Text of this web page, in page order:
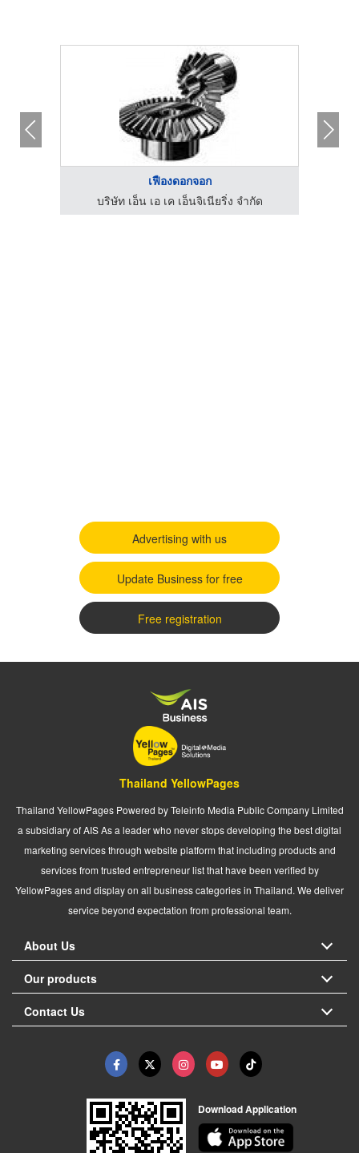
เฟืองดอกจอก
บริษัท เอ็น เอ เค เอ็นจิเนียริ่ง จำกัด
Advertising with us
Update Business for free
Free registration
Thailand YellowPages
Thailand YellowPages Powered by Teleinfo Media Public Company Limited
a subsidiary of AIS As a leader who never stops developing the best digital
marketing services through website platform that including products and
services from trusted entrepreneur list that have been verified by
YellowPages and display on all business categories in Thailand. We deliver
service beyond expectation from professional team.
About Us
Our products
Contact Us
Download Application